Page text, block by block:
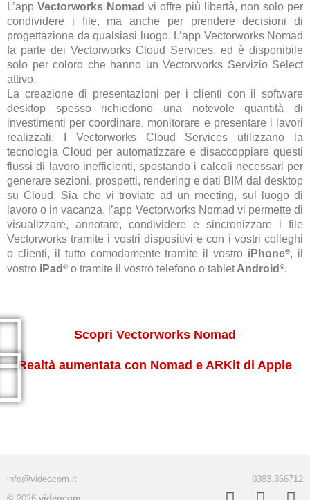
L’appVectorworks Nomad vi offre più libertà, non solo per
condividere i file, ma anche per prendere decisioni di
progettazione da qualsiasi luogo. L’app Vectorworks Nomad
fa parte dei Vectorworks Cloud Services, ed è disponibile
solo per coloro che hanno un Vectorworks Servizio Select
attivo.
La creazione di presentazioni per i clienti con il software
desktop spesso richiedono una notevole quantità di
investimenti per coordinare, monitorare e presentare i lavori
realizzati. I Vectorworks Cloud Services utilizzano la
tecnologia Cloud per automatizzare e disaccoppiare questi
flussi di lavoro inefficienti, spostando i calcoli necessari per
generare sezioni, prospetti, rendering e dati BIM dal desktop
su Cloud. Sia che vi troviate ad un meeting, sul luogo di
lavoro o in vacanza, l’app Vectorworks Nomad vi permette di
visualizzare, annotare, condividere e sincronizzare i file
Vectorworks tramite i vostri dispositivi e con i vostri colleghi
o clienti, il tutto comodamente tramite il vostro iPhone®, il
vostro iPad ®o tramite il vostro telefono o tabletAndroid ®.
Scopri Vectorworks Nomad
Realtà aumentata con Nomad e ARKit di Apple
info@videocom.it
0383.366712